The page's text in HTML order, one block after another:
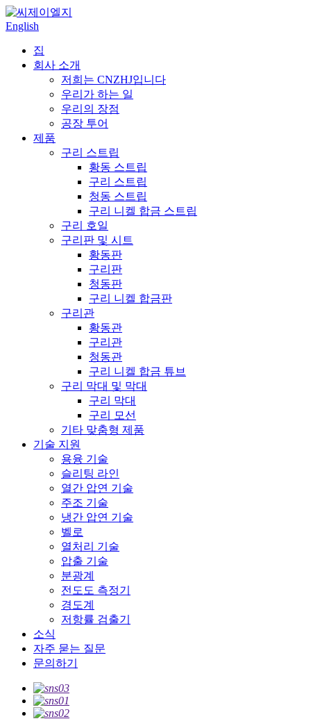
English
집
회사 소개
저희는 CNZHJ입니다
우리가 하는 일
우리의 장점
공장 투어
제품
구리 스트립
황동 스트립
구리 스트립
청동 스트립
구리 니켈 합금 스트립
구리 호일
구리판 및 시트
황동판
구리판
청동판
구리 니켈 합금판
구리관
황동관
구리관
청동관
구리 니켈 합금 튜브
구리 막대 및 막대
구리 막대
구리 모선
기타 맞춤형 제품
기술 지원
용융 기술
슬리팅 라인
열간 압연 기술
주조 기술
냉간 압연 기술
벨로
열처리 기술
압출 기술
분광계
전도도 측정기
경도계
저항률 검출기
소식
자주 묻는 질문
문의하기